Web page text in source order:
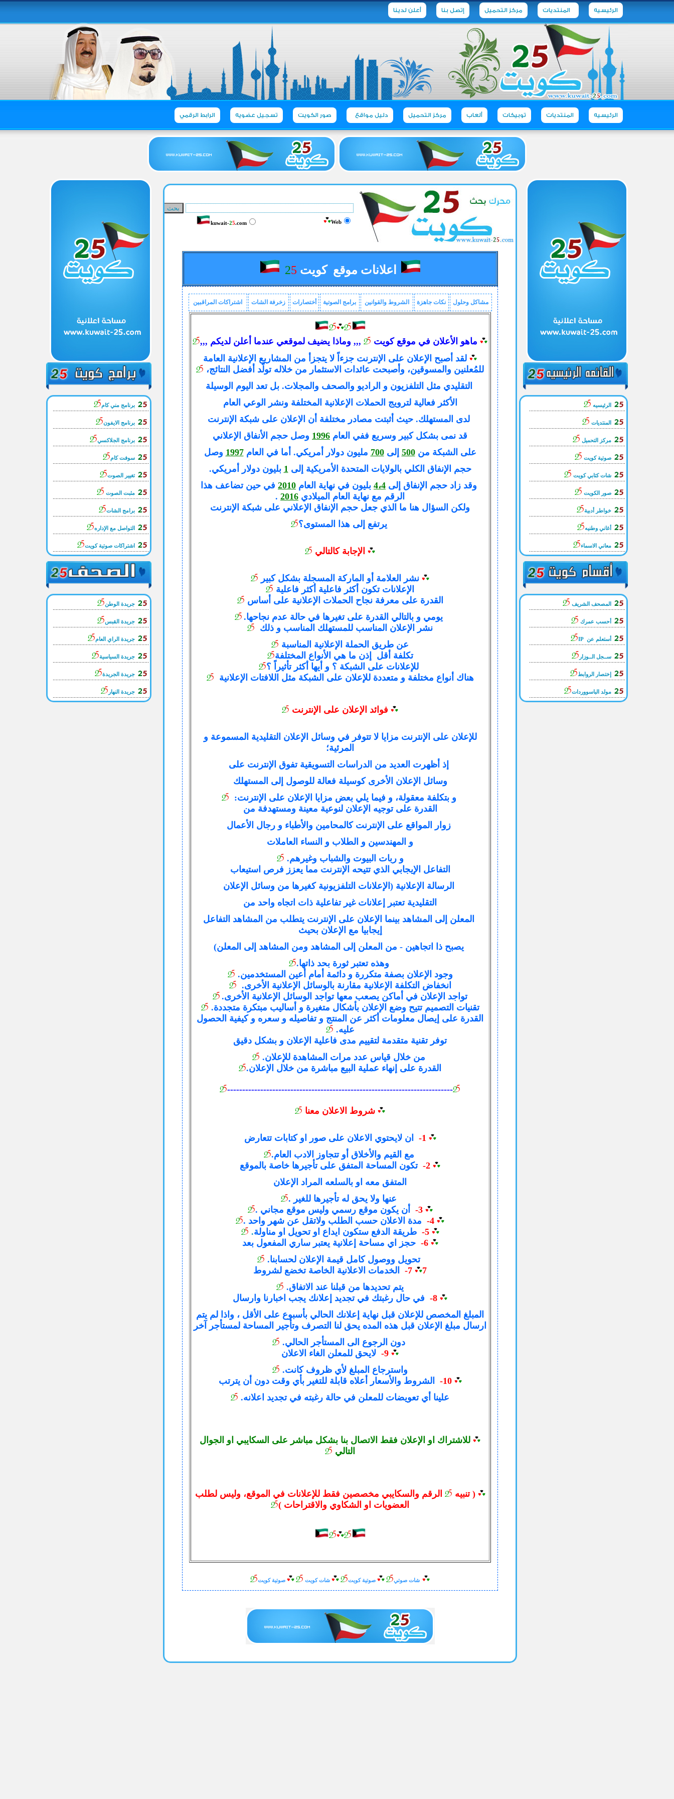
الرئيسيه المنتديات مركز التحميل إتصل بنا أعلن لدينا
الرئيسيه المنتديات توبيكات ألعاب مركز التحميل دليل مواقع صور الكويت تسجيل عضويه الرابط الرقمي
برنامج مني كام
برنامج الايفون
برنامج الجلاكسي
سوفت كام
تغيير الصوت
مثبت الصوت
برامج الشات
التواصل مع الإداره
اشتراكات صوتية كويت
جريدة الوطن
جريدة القبس
جريدة الراي العام
جريدة السياسية
جريدة الجريدة
جريدة النهار
Web
kuwait-25.com
اعلانات موقع كويت 25
مشاكل وحلول نكات جاهزة الشروط والقوانين برامج الصوتية أختصارات زخرفة الشات اشتراكات المراقبين
ماهو الأعلان في موقع كويت
,,, وماذا يضيف لموقعي عندما أعلن لديكم ,,,
لقد أصبح الإعلان على الإنترنت جزءاً لا يتجزأ من المشاريع الإعلانية العامة
للمُعلنين والمسوقين، وأصبحت عائدات الاستثمار من خلاله تولّد أفضل النتائج،
التقليدي مثل التلفزيون و الراديو والصحف والمجلات. بل تعد اليوم الوسيلة
الأكثر فعالية لترويج الحملات الإعلانية المختلفة ونشر الوعي العام
لدى المستهلك. حيث أثبتت مصادر مختلفة أن الإعلان على شبكة الإنترنت
قد نمى بشكل كبير وسريع ففي العام 1996 وصل حجم الأنفاق الإعلاني
على الشبكة من500 إلى700 مليون دولار أمريكي. أما في العام1997 وصل
حجم الإنفاق الكلي بالولايات المتحدة الأمريكية إلى 1 بليون دولار أمريكي.
وقد زاد حجم الإنفاق إلى 4،4 بليون في نهاية العام 2010 في حين تضاعف هذا
الرقم مع نهاية العام الميلادي 2016
.
ولكن السؤال هنا ما الذي جعل حجم الإنفاق الإعلاني على شبكة الإنترنت
يرتفع إلى هذا المستوى؟
الإجابة كالتالي
نشر العلامة أو الماركة المسجلة بشكل كبير
الإعلانات تكون أكثر فاعلية أكثر فاعلية
القدرة على معرفة نجاح الحملات الإعلانية على أساس
يومي و بالتالي القدرة على تغيرها في حالة عدم نجاحها.
نشر الإعلان المناسب للمستهلك المناسب و ذلك
عن طريق الحملة الإعلانية المناسبة
تكلفة أقل إذن ما هي الأنواع المختلفة
للإعلانات على الشبكة ؟ و أيها أكثر تأثيراً ؟
هناك أنواع مختلفة و متعددة للإعلان على الشبكة مثل اللافتات الإعلانية
فوائد الإعلان على الإنترنت
للإعلان على الإنترنت مزايا لا تتوفر في وسائل الإعلان التقليدية المسموعة و
المرئية؛
إذ أظهرت العديد من الدراسات التسويقية تفوق الإنترنت على
وسائل الإعلان الأخرى كوسيلة فعالة للوصول إلى المستهلك
و بتكلفة معقولة، و فيما يلي بعض مزايا الإعلان على الإنترنت:
القدرة على توجيه الإعلان لنوعية معينة ومستهدفة من
زوار المواقع على الإنترنت كالمحامين والأطباء و رجال الأعمال
و المهندسين و الطلاب و النساء العاملات
و ربات البيوت والشباب وغيرهم.
التفاعل الإيجابي الذي تتيحه الإنترنت مما يعزز فرص استيعاب
الرسالة الإعلانية (الإعلانات التلفزيونية كغيرها من وسائل الإعلان
التقليدية تعتبر إعلانات غير تفاعلية ذات اتجاه واحد من
المعلن إلى المشاهد بينما الإعلان على الإنترنت يتطلب من المشاهد التفاعل
إيجابيا مع الإعلان بحيث
يصبح ذا اتجاهين - من المعلن إلى المشاهد ومن المشاهد إلى المعلن)
وهذه تعتبر ثورة بحد ذاتها.
وجود الإعلان بصفة متكررة و دائمة أمام أعين المستخدمين.
انخفاض التكلفة الإعلانية مقارنة بالوسائل الإعلانية الأخرى.
تواجد الإعلان في أماكن يصعب معها تواجد الوسائل الإعلانية الأخرى.
تقنيات التصميم تتيح وضع الإعلان بأشكال متغيرة و أساليب مبتكرة متجددة.
القدرة على إيصال معلومات أكثر عن المنتج و تفاصيله و سعره و كيفية الحصول
عليه.
توفر تقنية متقدمة لتقييم مدى فاعلية الإعلان و بشكل دقيق
من خلال قياس عدد مرات المشاهدة للإعلان.
القدرة على إنهاء عملية البيع مباشرة من خلال الإعلان.
---------------------------------------------------------------------------
شروط الاعلان معنا
ان لايحتوي الاعلان على صور او كتابات تتعارض
مع القيم والأخلاق أو تتجاوز الادب العام.
2-
تكون المساحة المتفق على تأجيرها خاصة بالموقع
المتفق معه او بالسلعه المراد الإعلان
عنها ولا يحق له تأجيرها للغير .
3-
أن يكون موقع رسمي وليس موقع مجاني .
مدة الاعلان حسب الطلب ولاتقل عن شهر واحد .
5-
طريقة الدفع ستكون ايداع او تحويل او مناولة.
6-
حجز اي مساحة إعلانية يعتبر ساري المفعول بعد
تحويل ووصول كامل قيمة الإعلان لحسابنا.
7
الخدمات الاعلانية الخاصة تخضع لشروط
يتم تحديدها من قبلنا عند الاتفاق.
في حال رغبتك في تجديد إعلانك يجب اخبارنا وارسال
المبلغ المخصص للإعلان قبل نهاية إعلانك الحالي بأسبوع على الأقل ، واذا لم يتم
ارسال مبلغ الإعلان قبل هذه المده يحق لنا التصرف وتأجير المساحة لمستأجر آخر
دون الرجوع الى المستأجر الحالي.
لايحق للمعلن الغاء الاعلان
واسترجاع المبلغ لأي ظروف كانت.
10-
الشروط والأسعار أعلاه قابلة للتغير بأي وقت دون أن يترتب
علينا أي تعويضات للمعلن في حالة رغبته في تجديد اعلانه.
للاشتراك او الإعلان فقط الاتصال بنا بشكل مباشر على السكايبي او الجوال
التالي
( تنبيه
الرقم والسكايبي مخصصين فقط للإعلانات في الموقع، وليس لطلب
العضويات او الشكاوي والاقتراحات )
شات صوتي صوتيةكويت شات كويت صوتية كويت
الرئيسيه
المنتديات
مركز التحميل
صوتيةكويت
شات كتابيكويت
صور الكويت
خواطر أدبية
أغاني وطنيه
معاني الاسماء
المصحف الشريف
أحسب عمرك
أستعلم عن IP
ســجل الــوزار
إختصار الروابط
مولد الباسووردات